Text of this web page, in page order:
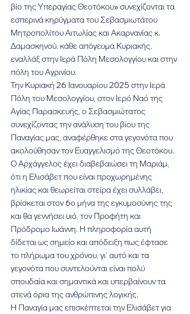
βίο της Υπεραγίας Θεοτόκου» συνεχίζονται τα
εσπερινά κηρύγματα του Σεβασμιωτάτου
Μητροπολίτου Αιτωλίας και Ακαρνανίας κ.
Δαμασκηνού, κάθε απόγευμα Κυριακής,
εναλλάξ στην Ιερά Πόλη Μεσολογγίου και στην
πόλη του Αγρινίου.
Την Κυριακή 26 Ιανουαρίου 2025 στην Ιερά
Πόλη του Μεσολογγίου, στον Ιερό Ναό της
Αγίας Παρασκευής, ο Σεβασμιώτατος
συνεχίζοντας την ανάλυση του βίου της
Παναγίας μας, αναφέρθηκε στα γεγονότα που
ακολούθησαν τον Ευαγγελισμό της Θεοτόκου.
Ο Αρχάγγελος έχει διαβεβαιώσει τη Μαριάμ,
ότι η Ελισάβετ που είναι προχωρημένης
ηλικίας και θεωρείται στείρα έχει συλλάβει,
βρίσκεται στον 6ο μήνα της εγκυμοσύνης της
και θα γεννήσει υιό, τον Προφήτη και
Πρόδρομο Ιωάννη. Η πληροφορία αυτή
δίδεται ως σημείο και απόδειξη πως έφτασε
το πλήρωμα του χρόνου, γι’ αυτό και τα
γεγονότα που συντελούνται είναι πολύ
σπουδαία και σημαντικά και υπερβαίνουν τα
στενά όρια της ανθρώπινης λογικής.
Η Παναγία μας επισκέπτεται την Ελισάβετ για